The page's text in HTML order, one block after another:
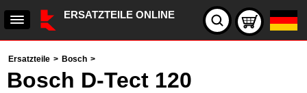
ERSATZTEILE ONLINE
Ersatzteile > Bosch >
Bosch D-Tect 120